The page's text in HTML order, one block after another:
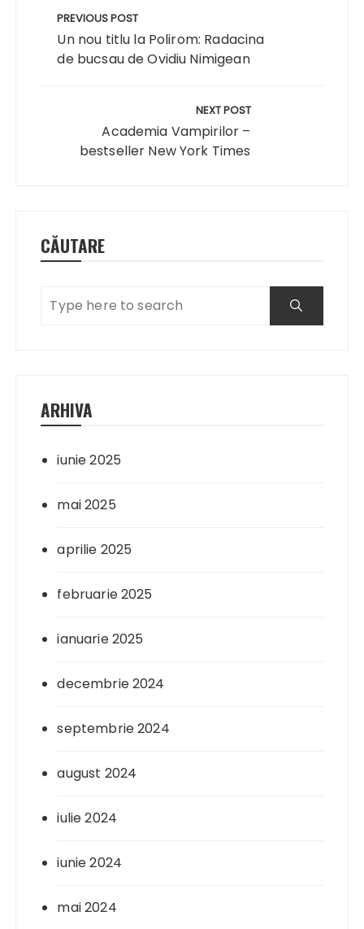
articole
PREVIOUS POST
Un nou titlu la Polirom: Radacina
de bucsau de Ovidiu Nimigean
NEXT POST
Academia Vampirilor –
bestseller New York Times
CĂUTARE
ARHIVA
iunie 2025
mai 2025
aprilie 2025
februarie 2025
ianuarie 2025
decembrie 2024
septembrie 2024
august 2024
iulie 2024
iunie 2024
mai 2024